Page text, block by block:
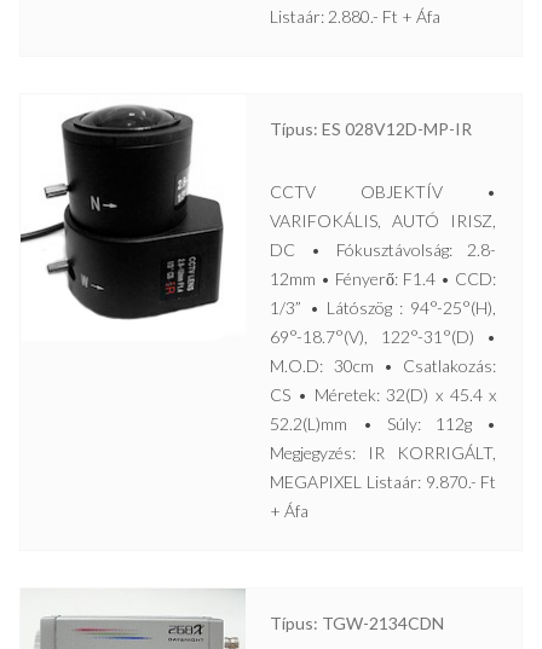
Listaár: 2.880.- Ft + Áfa
Típus: ES 028V12D-MP-IR
CCTV OBJEKTÍV •
VARIFOKÁLIS, AUTÓ IRISZ,
DC • Fókusztávolság: 2.8-
12mm • Fényerő: F1.4 • CCD:
1/3” • Látószög : 94°-25°(H),
69°-18.7°(V), 122°-31°(D) •
M.O.D: 30cm • Csatlakozás:
CS • Méretek: 32(D) x 45.4 x
52.2(L)mm • Súly: 112g •
Megjegyzés: IR KORRIGÁLT,
MEGAPIXEL Listaár: 9.870.- Ft
+ Áfa
Típus: TGW-2134CDN